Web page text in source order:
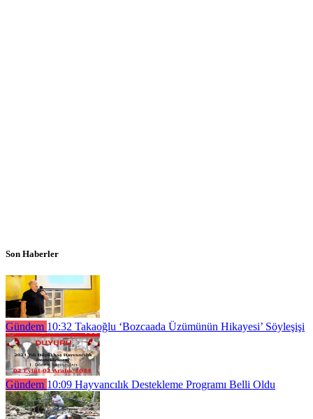
Son Haberler
Gündem 10:32 Takaoğlu ‘Bozcaada Üzümünün Hikayesi’ Söyleşişi
Gündem 10:09 Hayvancılık Destekleme Programı Belli Oldu